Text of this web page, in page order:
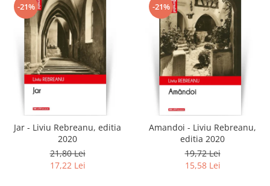
-21%
Jar - Liviu Rebreanu, editia
2020
21,80 Lei
17,22 Lei
-21%
Amandoi - Liviu Rebreanu,
editia 2020
19,72 Lei
15,58 Lei